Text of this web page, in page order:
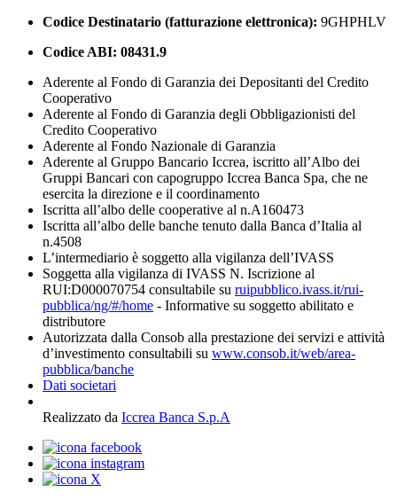
Codice Destinatario (fatturazione elettronica): 9GHPHLV
Codice ABI: 08431.9
Aderente al Fondo di Garanzia dei Depositanti del Credito
Cooperativo
Aderente al Fondo di Garanzia degli Obbligazionisti del
Credito Cooperativo
Aderente al Fondo Nazionale di Garanzia
Aderente al Gruppo Bancario Iccrea, iscritto all’Albo dei
Gruppi Bancari con capogruppo Iccrea Banca Spa, che ne
esercita la direzione e il coordinamento
Iscritta all’albo delle cooperative al n.A160473
Iscritta all’albo delle banche tenuto dalla Banca d’Italia al
n.4508
L’intermediario è soggetto alla vigilanza dell’IVASS
Soggetta alla vigilanza di IVASS N. Iscrizione al
RUI:D000070754 consultabile su ruipubblico.ivass.it/rui-
pubblica/ng/#/home - Informative su soggetto abilitato e
distributore
Autorizzata dalla Consob alla prestazione dei servizi e attività
d’investimento consultabili su www.consob.it/web/area-
pubblica/banche
Dati societari
Realizzato da Iccrea Banca S.p.A